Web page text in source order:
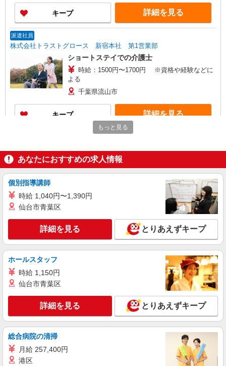
33.8万円（最高額130万円） ※2025年6月支給実績
※処遇改善手当は試用期間中(3ヶ月)は支給なし
キープ 詳細を見る
派遣社員
株式会社トラストグロース 新宿本社 第1営業部
ショートステイでの介護士
時給：1500円〜1700円 ※資格や経験などに
よる
千葉県流山市
キープ 詳細を見る
介護付き有料老人ホームでの介護士
時給：無資格1500円/初任者1550円〜/実務者
1600円〜/介福1700円〜 ※資格や経験などによる
千葉県流山市
詳細を見る
職業紹介
株式会社kotrio /●SW-S-2098418
≪運河駅≫高月給24万〜/賞与年2回｜就労支援
【正社員】月給240,000〜400,000円 ・基本
給：200,000円〜220,000円 ・資格手当：10,000〜
30,000円 ・役職手当：10,000〜70,000円 ・処遇改
善手当：20,000〜60,000円（勤続年数、保有資格
により変動） ・固定残業手当：20,000円（10時
間） ※固定残業時間を超過する場合には超過勤務
手当として別途支給 ・夜勤手当：10,000円/1回
（上記給与とは別に支給） 下記資格をお持ちの方
歓迎 ・認知症介護基礎研修 ・初任者研修 ・実務
千葉県流山市
キープ 詳細を見る
職業紹介
株式会社kotrio /●SW-S-2022172
もっと見る
あなたにおすすめの求人情報
個別指導講師
時給 1,040円〜1,390円
仙台市青葉区
詳細を見る とりあえずキープ
ホールスタッフ
時給 1,150円
仙台市青葉区
詳細を見る とりあえずキープ
総合病院の清掃
月給 257,400円
港区